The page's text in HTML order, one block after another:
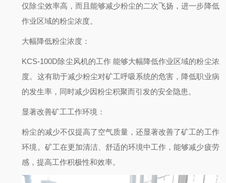
仅除尘效率高，而且能够减少粉尘的二次飞扬，进一步降低
作业区域的粉尘浓度。
大幅降低粉尘浓度 ：
KCS-100D除尘风机的工作 能够大幅降低作业区域的粉尘浓
度。这有助于减少粉尘对矿工呼吸系统的危害，降低职业病
的发生率，同时减少因粉尘积聚而引发的安全隐患。
显著改善矿工工作环境 ：
粉尘的减少不仅提高了空气质量，还显著改善了矿工的工作
环境。矿工在更加清洁、舒适的环境中工作，能够减少疲劳
感，提高工作积极性和效率。